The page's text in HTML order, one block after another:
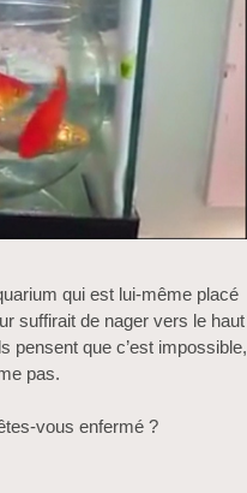
qui est lui-même placé
suffirait de nager vers le haut
pensent que c’est impossible,
pas.
vous enfermé ?